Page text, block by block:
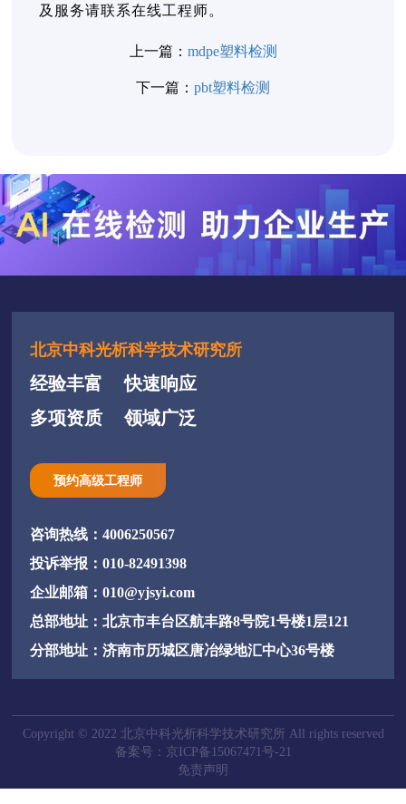
及服务请联系在线工程师。
上一篇： mdpe塑料检测
下一篇： pbt塑料检测
北京中科光析科学技术研究所
经验丰富
快速响应
多项资质
领域广泛
预约高级工程师
咨询热线：4006250567
投诉举报：010-82491398
企业邮箱：010@yjsyi.com
总部地址：北京市丰台区航丰路8号院1号楼1层121
分部地址：济南市历城区唐冶绿地汇中心36号楼
Copyright © 2022 北京中科光析科学技术研究所 All rights reserved
备案号：京ICP备15067471号-21
免责声明